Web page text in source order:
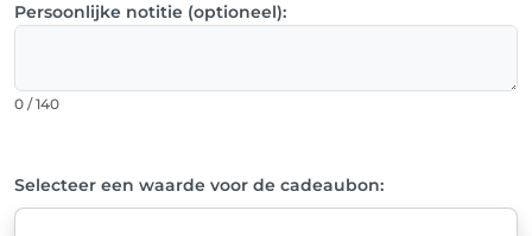
Persoonlijke notitie (optioneel):
0 / 140
Selecteer een waarde voor de cadeaubon: